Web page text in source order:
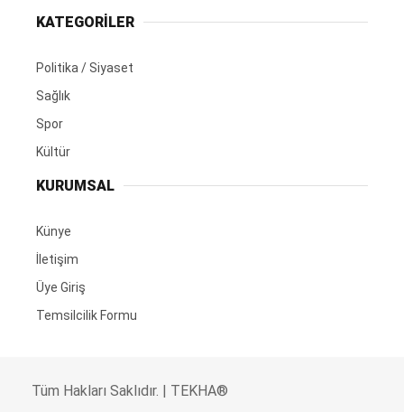
KATEGORİLER
Politika / Siyaset
Sağlık
Spor
Kültür
KURUMSAL
Künye
İletişim
Üye Giriş
Temsilcilik Formu
Tüm Hakları Saklıdır. | TEKHA®